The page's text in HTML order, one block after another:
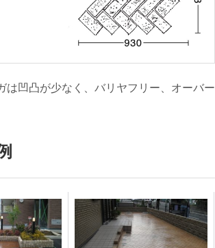
は凹凸が少なく、バリヤフリー、オーバー